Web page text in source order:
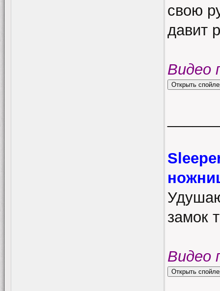
свою
давит
Видео
замок
Видео